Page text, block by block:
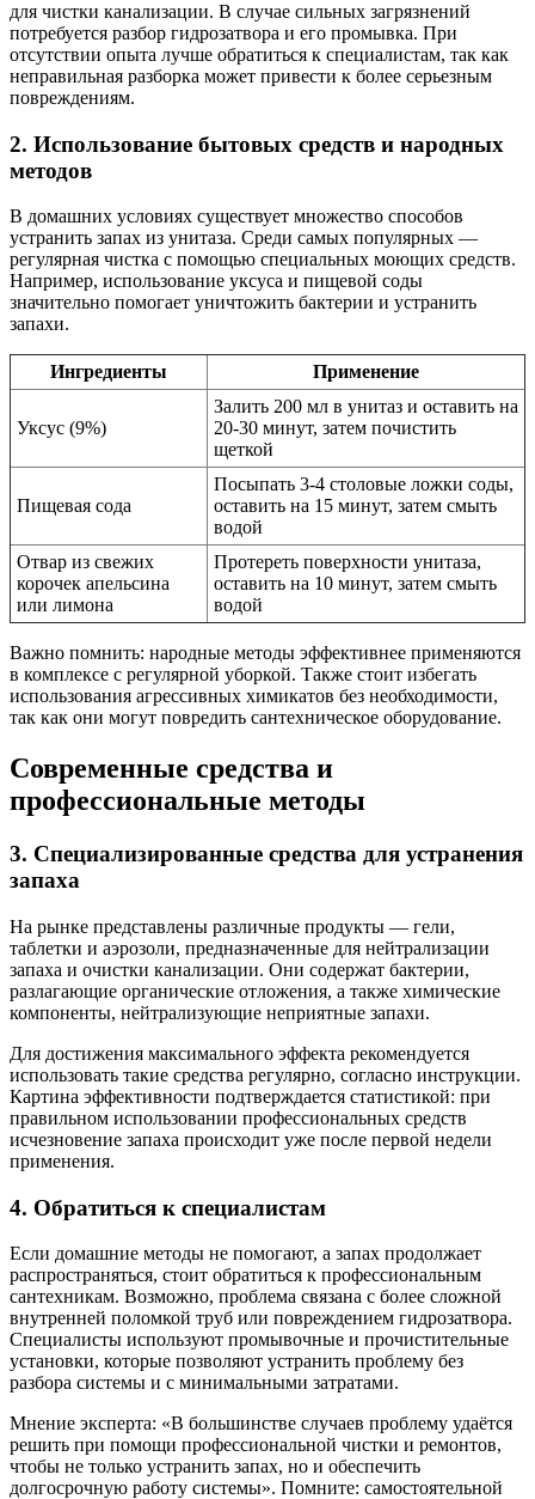
для чистки канализации. В случае сильных загрязнений
потребуется разбор гидрозатвора и его промывка. При
отсутствии опыта лучше обратиться к специалистам, так как
неправильная разборка может привести к более серьезным
повреждениям.
2. Использование бытовых средств и народных
методов
В домашних условиях существует множество способов
устранить запах из унитаза. Среди самых популярных —
регулярная чистка с помощью специальных моющих средств.
Например, использование уксуса и пищевой соды
значительно помогает уничтожить бактерии и устранить
запахи.
Ингредиенты Применение
Уксус (9%)
Залить 200 мл в унитаз и оставить на
20-30 минут, затем почистить
щеткой
Пищевая сода
Посыпать 3-4 столовые ложки соды,
оставить на 15 минут, затем смыть
водой
Отвар из свежих
корочек апельсина
или лимона
Протереть поверхности унитаза,
оставить на 10 минут, затем смыть
водой
Важно помнить: народные методы эффективнее применяются
в комплексе с регулярной уборкой. Также стоит избегать
использования агрессивных химикатов без необходимости,
так как они могут повредить сантехническое оборудование.
Современные средства и
профессиональные методы
3. Специализированные средства для устранения
запаха
На рынке представлены различные продукты — гели,
таблетки и аэрозоли, предназначенные для нейтрализации
запаха и очистки канализации. Они содержат бактерии,
разлагающие органические отложения, а также химические
компоненты, нейтрализующие неприятные запахи.
Для достижения максимального эффекта рекомендуется
использовать такие средства регулярно, согласно инструкции.
Картина эффективности подтверждается статистикой: при
правильном использовании профессиональных средств
исчезновение запаха происходит уже после первой недели
применения.
4. Обратиться к специалистам
Если домашние методы не помогают, а запах продолжает
распространяться, стоит обратиться к профессиональным
сантехникам. Возможно, проблема связана с более сложной
внутренней поломкой труб или повреждением гидрозатвора.
Специалисты используют промывочные и прочистительные
установки, которые позволяют устранить проблему без
разбора системы и с минимальными затратами.
Мнение эксперта: «В большинстве случаев проблему удаётся
решить при помощи профессиональной чистки и ремонтов,
чтобы не только устранить запах, но и обеспечить
долгосрочную работу системы». Помните: самостоятельной